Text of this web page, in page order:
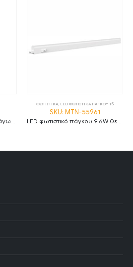
ΦΩΤΙΣΤΙΚΑ LED ΦΩΤΙΣΤΙΚΑ ΠΑΓΚΟΥ T5
SKU: MTN-55961